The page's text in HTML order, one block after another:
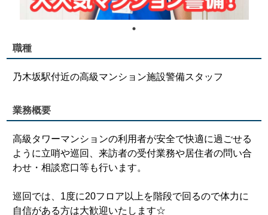
職種
乃木坂駅付近の高級マンション施設警備スタッフ
業務概要
高級タワーマンションの利用者が安全で快適に過ごせる
ように立哨や巡回、来訪者の受付業務や居住者の問い合
わせ・相談窓口等も行います。
巡回では、1度に20フロア以上を階段で回るので体力に
自信がある方は大歓迎いたします☆